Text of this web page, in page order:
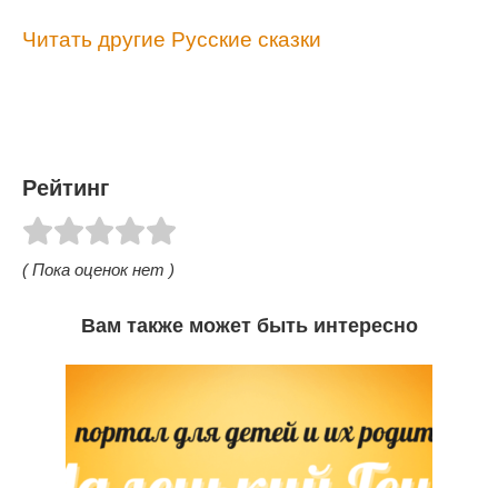
Читать другие Русские сказки
Рейтинг
( Пока оценок нет )
Вам также может быть интересно